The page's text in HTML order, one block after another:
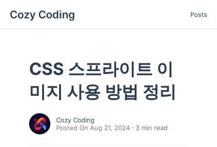
Cozy Coding Posts
CSS 스프라이트 이
미지 사용 방법 정리
Cozy Coding
Posted On Aug 21, 2024
3 min read